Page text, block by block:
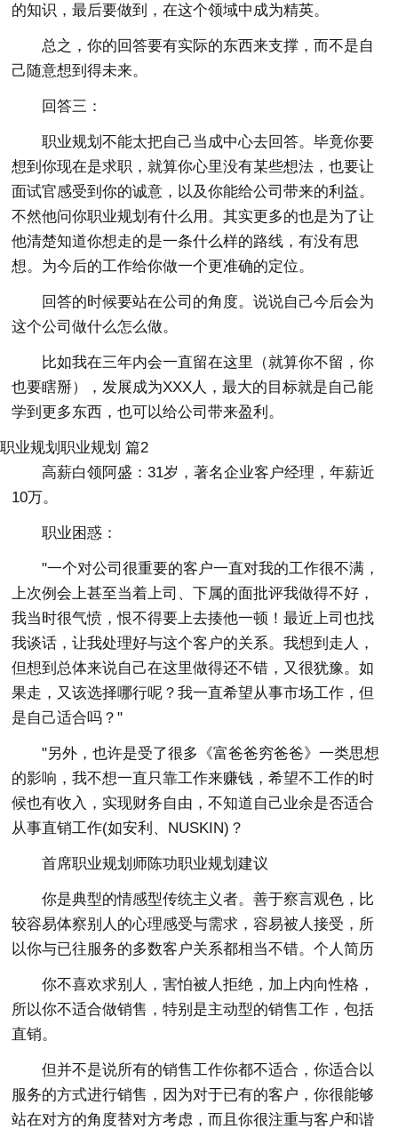
的知识，最后要做到，在这个领域中成为精英。
总之，你的回答要有实际的东西来支撑，而不是自
己随意想到得未来。
回答三：
职业规划不能太把自己当成中心去回答。毕竟你要
想到你现在是求职，就算你心里没有某些想法，也要让
面试官感受到你的诚意，以及你能给公司带来的利益。
不然他问你职业规划有什么用。其实更多的也是为了让
他清楚知道你想走的是一条什么样的路线，有没有思
想。为今后的工作给你做一个更准确的定位。
回答的时候要站在公司的角度。说说自己今后会为
这个公司做什么怎么做。
比如我在三年内会一直留在这里（就算你不留，你
也要瞎掰），发展成为XXX人，最大的目标就是自己能
学到更多东西，也可以给公司带来盈利。
职业规划职业规划 篇2
高薪白领阿盛：31岁，著名企业客户经理，年薪近
10万。
职业困惑：
"一个对公司很重要的客户一直对我的工作很不满，
上次例会上甚至当着上司、下属的面批评我做得不好，
我当时很气愤，恨不得要上去揍他一顿！最近上司也找
我谈话，让我处理好与这个客户的关系。我想到走人，
但想到总体来说自己在这里做得还不错，又很犹豫。如
果走，又该选择哪行呢？我一直希望从事市场工作，但
是自己适合吗？"
"另外，也许是受了很多《富爸爸穷爸爸》一类思想
的影响，我不想一直只靠工作来赚钱，希望不工作的时
候也有收入，实现财务自由，不知道自己业余是否适合
从事直销工作(如安利、NUSKIN)？
首席职业规划师陈功职业规划建议
你是典型的情感型传统主义者。善于察言观色，比
较容易体察别人的心理感受与需求，容易被人接受，所
以你与已往服务的多数客户关系都相当不错。个人简历
你不喜欢求别人，害怕被人拒绝，加上内向性格，
所以你不适合做销售，特别是主动型的销售工作，包括
直销。
但并不是说所有的销售工作你都不适合，你适合以
服务的方式进行销售，因为对于已有的客户，你很能够
站在对方的角度替对方考虑，而且你很注重与客户和谐